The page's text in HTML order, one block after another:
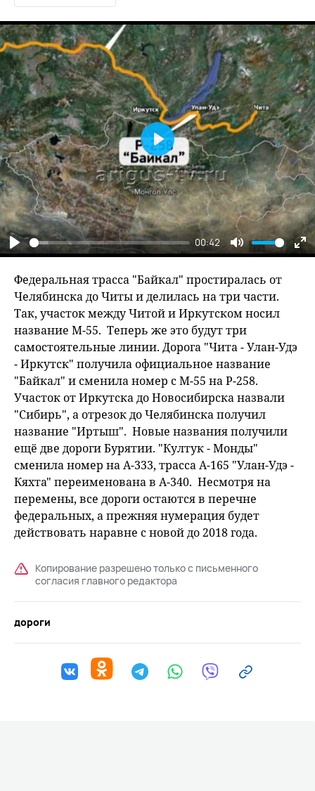
Play
00:42
Mute
Play
Федеральная трасса "Байкал" простиралась от
Челябинска до Читы и делилась на три части.
Так, участок между Читой и Иркутском носил
название М-55. Теперь же это будут три
самостоятельные линии. Дорога "Чита - Улан-Удэ
- Иркутск" получила официальное название
"Байкал" и сменила номер с М-55 на Р-258.
Участок от Иркутска до Новосибирска назвали
"Сибирь", а отрезок до Челябинска получил
название "Иртыш". Новые названия получили
ещё две дороги Бурятии. "Култук - Монды"
сменила номер на А-333, трасса А-165 "Улан-Удэ -
Кяхта" переименована в А-340. Несмотря на
перемены, все дороги остаются в перечне
федеральных, а прежняя нумерация будет
действовать наравне с новой до 2018 года.
Копирование разрешено только с письменного
согласия главного редактора
дороги